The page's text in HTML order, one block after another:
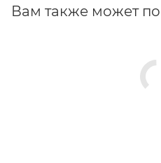
Вам также может